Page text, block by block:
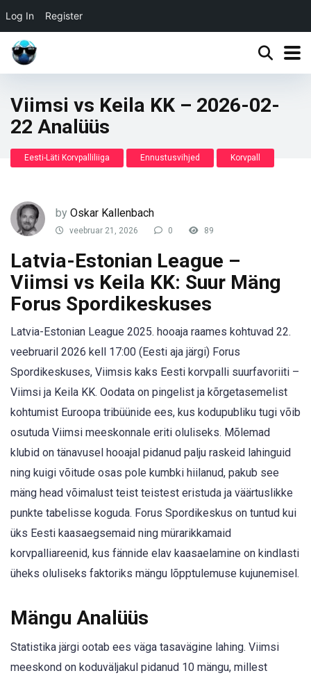
Log In Register
Viimsi vs Keila KK – 2026-02-
22 Analüüs
Eesti-Läti Korvpalliliiga Ennustusvihjed Korvpall
by Oskar Kallenbach
veebruar 21, 2026 0 89
Latvia-Estonian League –
Viimsi vs Keila KK: Suur Mäng
Forus Spordikeskuses
Latvia-Estonian League 2025. hooaja raames kohtuvad 22.
veebruaril 2026 kell 17:00 (Eesti aja järgi) Forus
Spordikeskuses, Viimsis kaks Eesti korvpalli suurfavoriiti –
Viimsi ja Keila KK. Oodata on pingelist ja kõrgetasemelist
kohtumist Euroopa tribüünide ees, kus kodupubliku tugi võib
osutuda Viimsi meeskonnale eriti oluliseks. Mõlemad
klubid on tänavusel hooajal pidanud palju raskeid lahinguid
ning kuigi võitude osas pole kumbki hiilanud, pakub see
mäng head võimalust teist teistest eristuda ja väärtuslikke
punkte tabelisse koguda. Forus Spordikeskus on tuntud kui
üks Eesti kaasaegsemaid ning mürarikkamaid
korvpalliareenid, kus fännide elav kaasaelamine on kindlasti
üheks oluliseks faktoriks mängu lõpptulemuse kujunemisel.
Mängu Analüüs
Statistika järgi ootab ees väga tasavägine lahing. Viimsi
meeskond on koduväljakul pidanud 10 mängu, millest